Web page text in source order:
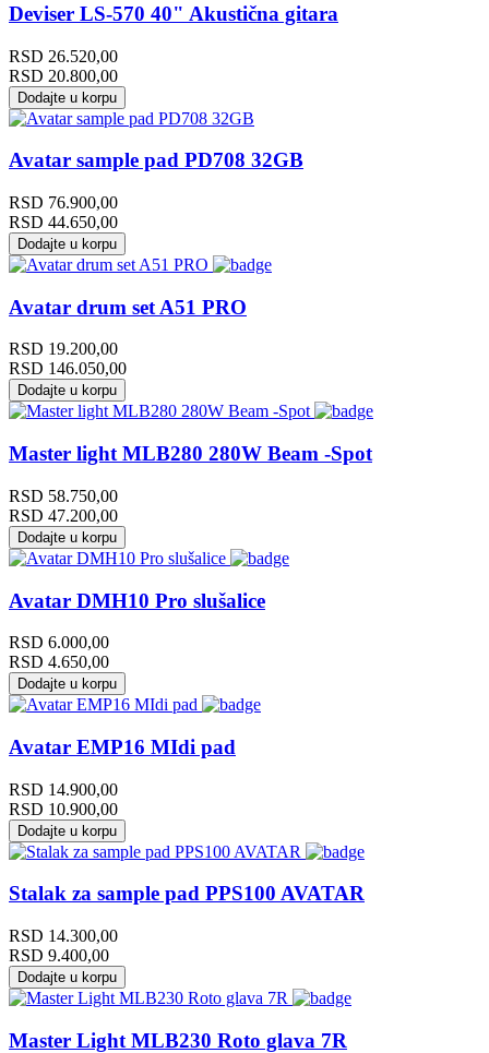
Deviser LS-570 40" Akustična gitara
RSD 26.520,00
RSD 20.800,00
Dodajte u korpu
Avatar sample pad PD708 32GB
RSD 76.900,00
RSD 44.650,00
Dodajte u korpu
Avatar drum set A51 PRO
RSD 19.200,00
RSD 146.050,00
Dodajte u korpu
Master light MLB280 280W Beam -Spot
RSD 58.750,00
RSD 47.200,00
Dodajte u korpu
Avatar DMH10 Pro slušalice
RSD 6.000,00
RSD 4.650,00
Dodajte u korpu
Avatar EMP16 MIdi pad
RSD 14.900,00
RSD 10.900,00
Dodajte u korpu
Stalak za sample pad PPS100 AVATAR
RSD 14.300,00
RSD 9.400,00
Dodajte u korpu
Master Light MLB230 Roto glava 7R